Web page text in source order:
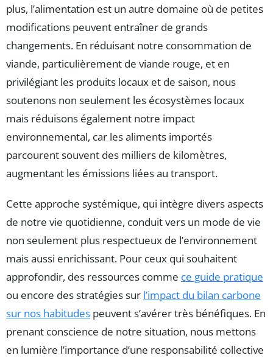
plus, l’alimentation est un autre domaine où de petites
modifications peuvent entraîner de grands
changements. En réduisant notre consommation de
viande, particulièrement de viande rouge, et en
privilégiant les produits locaux et de saison, nous
soutenons non seulement les écosystèmes locaux
mais réduisons également notre impact
environnemental, car les aliments importés
parcourent souvent des milliers de kilomètres,
augmentant les émissions liées au transport.
Cette approche systémique, qui intègre divers aspects
de notre vie quotidienne, conduit vers un mode de vie
non seulement plus respectueux de l’environnement
mais aussi enrichissant. Pour ceux qui souhaitent
approfondir, des ressources comme ce guide pratique
ou encore des stratégies sur l’impact du bilan carbone
sur nos habitudes peuvent s’avérer très bénéfiques. En
prenant conscience de notre situation, nous mettons
en lumière l’importance d’une responsabilité collective